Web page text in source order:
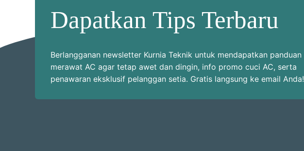
Dapatkan Tips Terbaru
Berlangganan newsletter Kurnia Teknik untuk mendapatkan panduan
merawat AC agar tetap awet dan dingin, info promo cuci AC, serta
penawaran eksklusif pelanggan setia. Gratis langsung ke email Anda!